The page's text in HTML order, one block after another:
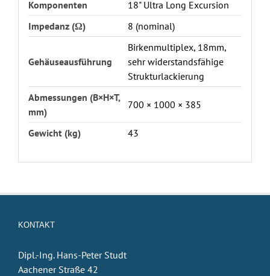
Komponenten
18" Ultra Long Excursion
Impedanz (Ω)
8 (nominal)
Gehäuseausführung
Birkenmultiplex, 18mm,
sehr widerstandsfähige
Strukturlackierung
Abmessungen (B×H×T,
mm)
700 × 1000 × 385
Gewicht (kg) 43
KONTAKT
Dipl.-Ing. Hans-Peter Studt
Aachener Straße 42